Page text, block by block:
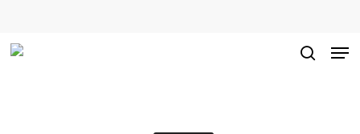
Close